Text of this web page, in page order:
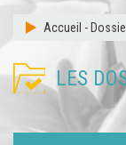
Accueil -
LES